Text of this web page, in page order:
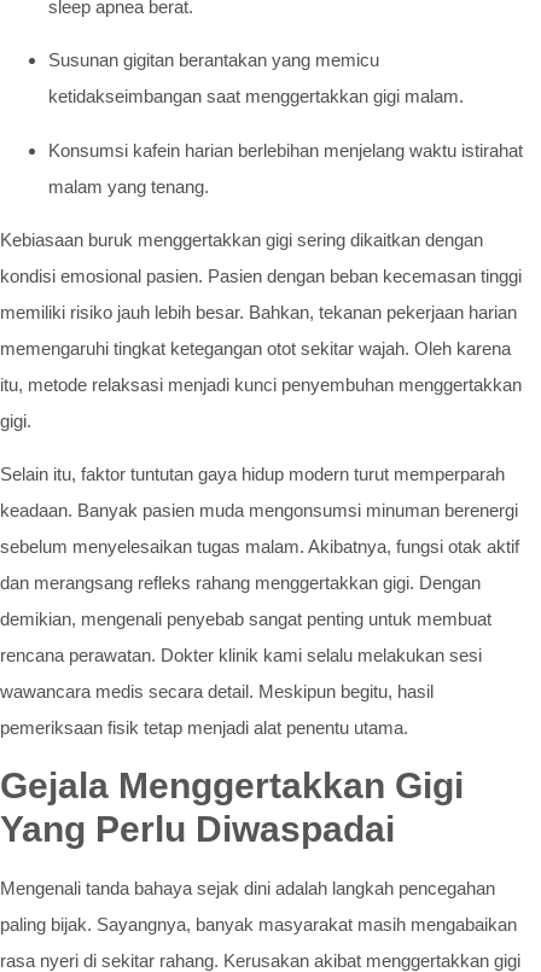
sleep apnea berat.
Susunan gigitan berantakan yang memicu
ketidakseimbangan saat menggertakkan gigi malam.
Konsumsi kafein harian berlebihan menjelang waktu istirahat
malam yang tenang.
Kebiasaan buruk menggertakkan gigi sering dikaitkan dengan
kondisi emosional pasien. Pasien dengan beban kecemasan tinggi
memiliki risiko jauh lebih besar. Bahkan, tekanan pekerjaan harian
memengaruhi tingkat ketegangan otot sekitar wajah. Oleh karena
itu, metode relaksasi menjadi kunci penyembuhan menggertakkan
gigi.
Selain itu, faktor tuntutan gaya hidup modern turut memperparah
keadaan. Banyak pasien muda mengonsumsi minuman berenergi
sebelum menyelesaikan tugas malam. Akibatnya, fungsi otak aktif
dan merangsang refleks rahang menggertakkan gigi. Dengan
demikian, mengenali penyebab sangat penting untuk membuat
rencana perawatan. Dokter klinik kami selalu melakukan sesi
wawancara medis secara detail. Meskipun begitu, hasil
pemeriksaan fisik tetap menjadi alat penentu utama.
Gejala Menggertakkan Gigi
Yang Perlu Diwaspadai
Mengenali tanda bahaya sejak dini adalah langkah pencegahan
paling bijak. Sayangnya, banyak masyarakat masih mengabaikan
rasa nyeri di sekitar rahang. Kerusakan akibat menggertakkan gigi